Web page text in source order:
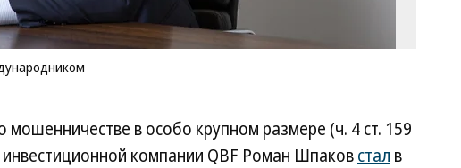
мошенничестве в особо крупном размере (ч. 4 ст. 159
компании QBF Роман Шпаковстал в